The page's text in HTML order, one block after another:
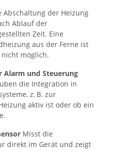
Abschaltung der Heizung
Ablauf der
Zeit. Eine
aus der Ferne ist
möglich.
Alarm und Steuerung
die Integration in
z. B. zur
aktiv ist oder ob ein
Misst die
direkt im Gerät und zeigt